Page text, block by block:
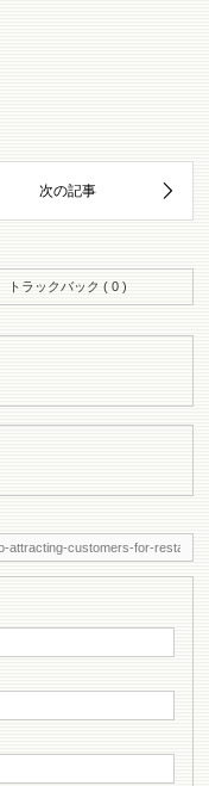
トラックバック ( 0 )